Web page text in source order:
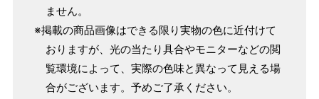
ません。
※掲載の商品画像はできる限り実物の色に近付けて
おりますが、光の当たり具合やモニターなどの閲
覧環境によって、実際の色味と異なって見える場
合がございます。予めご了承ください。